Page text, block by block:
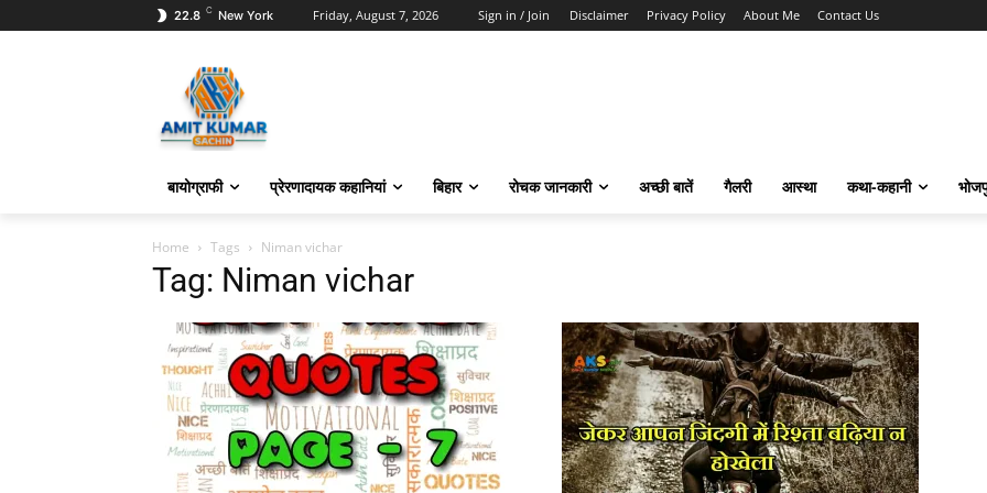
22.8 C New York Friday, August 7, 2026 Sign in / Join Disclaimer Privacy Policy About Me Contact Us
बायोग्राफी प्रेरणादायक कहानियां बिहार रोचक जानकारी अच्छी बातें गैलरी आस्था कथा-कहानी
Home Tags Niman vichar
Tag: Niman vichar